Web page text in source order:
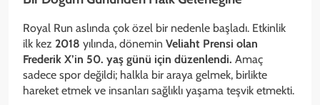
Royal Run aslında çok özel bir nedenle başladı. Etkinlik
ilk kez 2018 yılında, dönemin Veliaht Prensi olan
Frederik X’in 50. yaş günü için düzenlendi. Amaç
sadece spor değildi; halkla bir araya gelmek, birlikte
hareket etmek ve insanları sağlıklı yaşama teşvik etmekti.